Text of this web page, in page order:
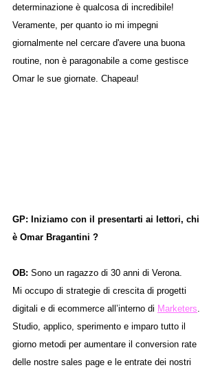
determinazione è qualcosa di incredibile!
Veramente, per quanto io mi impegni
giornalmente nel cercare d'avere una buona
routine, non è paragonabile a come gestisce
Omar le sue giornate. Chapeau!
GP: Iniziamo con il presentarti ai lettori, chi
è Omar Bragantini ?
OB: Sono un ragazzo di 30 anni di Verona.
Mi occupo di strategie di crescita di progetti
digitali e di ecommerce all’interno di Marketers.
Studio, applico, sperimento e imparo tutto il
giorno metodi per aumentare il conversion rate
delle nostre sales page e le entrate dei nostri